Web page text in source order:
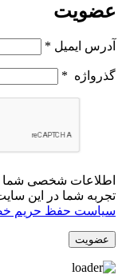
عضویت
آدرس ایمیل *
گذرواژه *
اطلاعات شخصی شما
تجربه شما در این
سیاست حفظ حریم
عضویت